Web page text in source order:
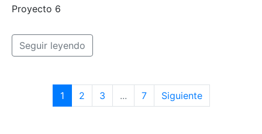
Proyecto 6
Seguir leyendo
1 2 3 ... 7 Siguiente